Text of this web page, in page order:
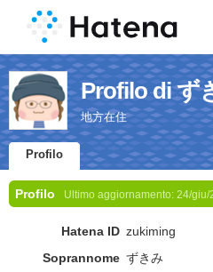
Profilo di ず
地方在住
Profilo
Profilo Ultimo aggiornamento: 24/giu/
Hatena ID zukiming
Soprannome ずきみ